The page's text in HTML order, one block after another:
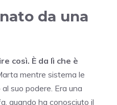
da una
così. È da lì che è
mentre sistema le
al suo podere. Era una
quando ha conosciuto il